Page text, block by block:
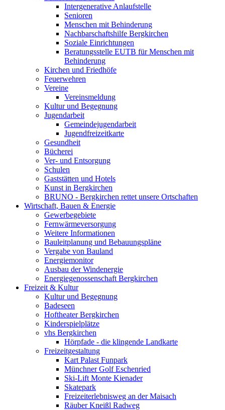
Intergenerative Anlaufstelle
Senioren
Menschen mit Behinderung
Nachbarschaftshilfe Bergkirchen
Soziale Einrichtungen
Beratungsstelle EUTB für Menschen mit
Behinderung
Kirchen und Friedhöfe
Feuerwehren
Vereine
Vereinsmeldung
Kultur und Begegnung
Jugendarbeit
Gemeindejugendarbeit
Jugendfreizeitkarte
Gesundheit
Bücherei
Ver- und Entsorgung
Schulen
Gaststätten und Hotels
Kunst in Bergkirchen
BRUNO - Bergkirchen rettet unsere Ortschaften
Wirtschaft, Bauen & Energie
Gewerbegebiete
Fernwärmeversorgung
Weitere Informationen
Bauleitplanung und Bebauungspläne
Vergabe von Bauland
Energiemonitor
Ausbau der Windenergie
Energiegenossenschaft Bergkirchen
Freizeit & Kultur
Kultur und Begegnung
Badeseen
Hoftheater Bergkirchen
Kinderspielplätze
vhs Bergkirchen
Hörpfade - die klingende Landkarte
Freizeitgestaltung
Kart Palast Funpark
Münchner Golf Eschenried
Ski-Lift Monte Kienader
Skatepark
Freizeiterlebnisweg an der Maisach
Räuber Kneißl Radweg